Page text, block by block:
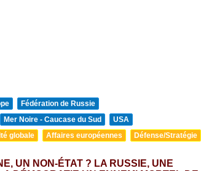
Fédération de Russie
Mer Noire - Caucase du Sud
USA
globale
Affaires européennes Défense/Stratégie
UN NON-ÉTAT ? LA RUSSIE, UNE